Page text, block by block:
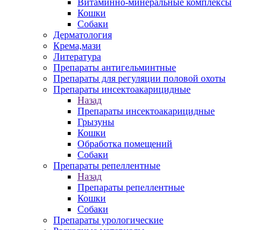
Витаминно-минеральные комплексы
Кошки
Собаки
Дерматология
Крема,мази
Литература
Препараты антигельминтные
Препараты для регуляции половой охоты
Препараты инсектоакарицидные
Назад
Препараты инсектоакарицидные
Грызуны
Кошки
Обработка помещений
Собаки
Препараты репеллентные
Назад
Препараты репеллентные
Кошки
Собаки
Препараты урологические